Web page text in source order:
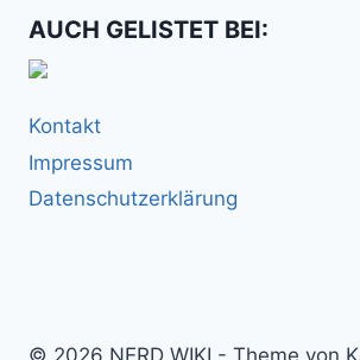
AUCH GELISTET BEI:
Kontakt
Impressum
Datenschutzerklärung
© 2026 NERD WIKI - Theme von